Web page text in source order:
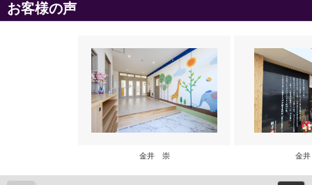
お客様の声
金井 崇 金